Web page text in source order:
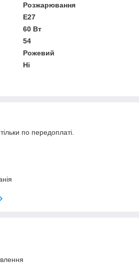
Розжарювання
E27
60 Вт
54
Рожевий
Ні
по передоплаті.